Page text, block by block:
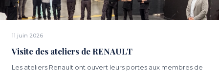
11 juin 2026
Visite des ateliers de RENAULT
Les ateliers Renault ont ouvert leurs portes aux membres de